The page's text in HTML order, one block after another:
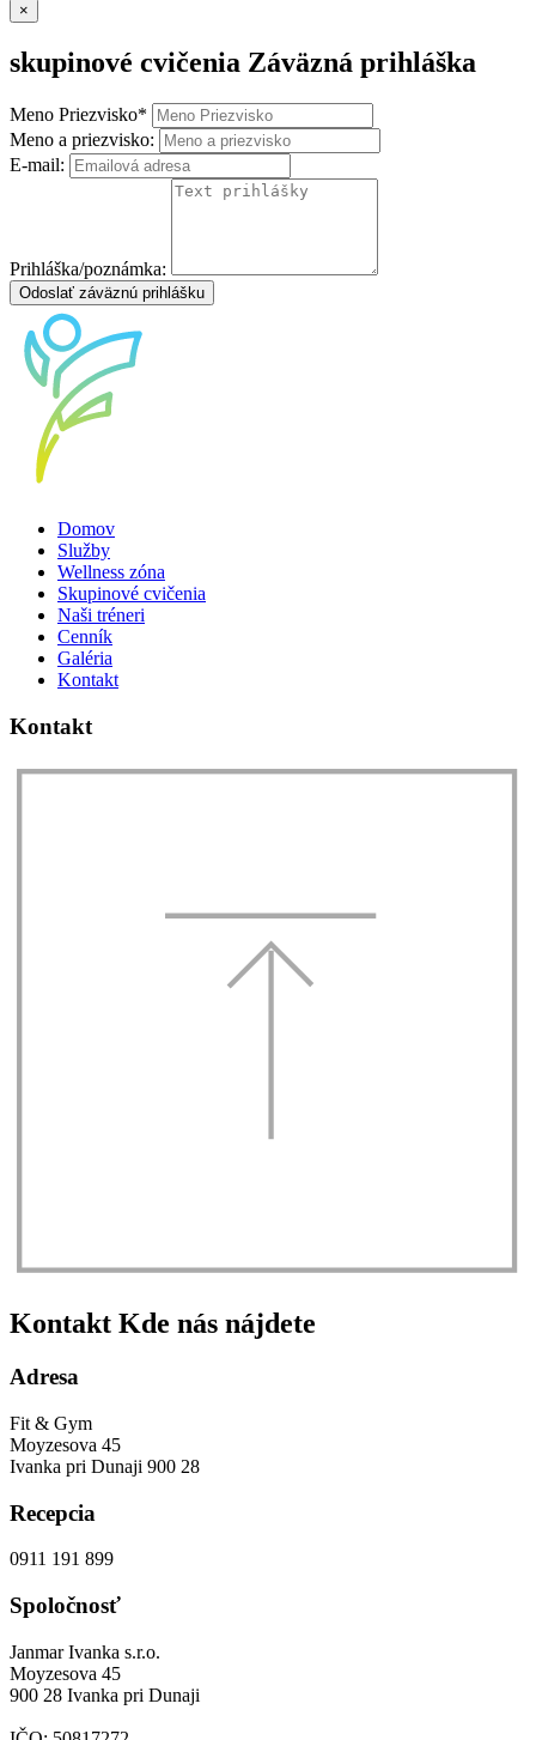
×
skupinové cvičenia Záväzná prihláška
Meno Priezvisko*
Meno a priezvisko:
E-mail:
Prihláška/poznámka:
Odoslať záväznú prihlášku
Domov
Služby
Wellness zóna
Skupinové cvičenia
Naši tréneri
Cenník
Galéria
Kontakt
Kontakt
Kontakt Kde nás nájdete
Adresa
Fit & Gym
Moyzesova 45
Ivanka pri Dunaji 900 28
Recepcia
0911 191 899
Spoločnosť
Janmar Ivanka s.r.o.
Moyzesova 45
900 28 Ivanka pri Dunaji